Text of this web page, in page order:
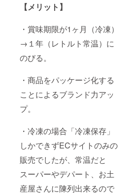
【メリット】
・賞味期限が1ヶ月（冷凍）
→１年（レトルト常温）に
のびる。
・商品をパッケージ化する
ことによるブランド力アッ
プ。
・冷凍の場合「冷凍保存」
しかできずECサイトのみの
販売でしたが、常温だと
スーパーやデパート、お土
産屋さんに陳列出来るので